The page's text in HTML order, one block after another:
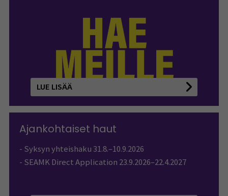
LUE LISÄÄ
Ajankohtaiset haut
- Syksyn yhteishaku 31.8.–10.9.2026
- SEAMK Direct Application 23.9.2026–22.4.2027